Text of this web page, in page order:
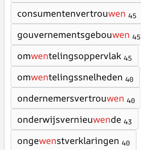
consumentenvertrouwen 45
gouvernementsgebouwen 45
omwentelingsoppervlak 45
omwentelingssnelheden 40
ondernemersvertrouwen 40
onderwijsvernieuwende 43
ongewenstverklaringen 40